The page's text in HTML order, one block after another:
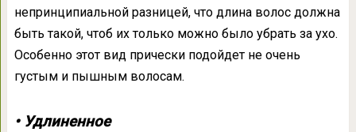
непринципиальной разницей, что длина волос должна
быть такой, чтоб их только можно было убрать за ухо.
Особенно этот вид прически подойдет не очень
густым и пышным волосам.
• Удлиненное